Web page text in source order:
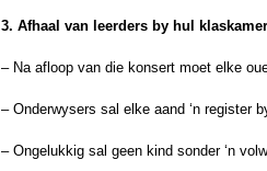
3. Afhaal van leerders by hul klaskamer
– Na afloop van die konsert moet elke
– Onderwysers sal elke aand ‘n register
– Ongelukkig sal geen kind sonder ‘n